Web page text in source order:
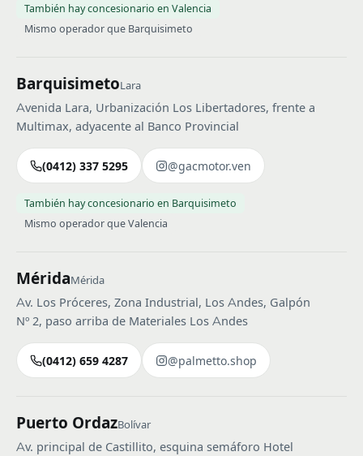
También hay concesionario en Valencia
Mismo operador que Barquisimeto
BarquisimetoLara
Avenida Lara, Urbanización Los Libertadores, frente a
Multimax, adyacente al Banco Provincial
(0412) 337 5295 @gacmotor.ven
También hay concesionario en Barquisimeto
Mismo operador que Valencia
MéridaMérida
Av. Los Próceres, Zona Industrial, Los Andes, Galpón
Nº 2, paso arriba de Materiales Los Andes
(0412) 659 4287 @palmetto.shop
Puerto OrdazBolívar
Av. principal de Castillito, esquina semáforo Hotel